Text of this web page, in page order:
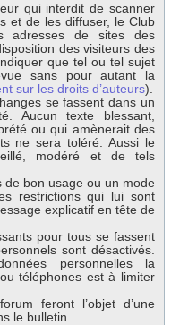
qui interdit de scanner
et de les diffuser, le Club
adresses de sites des
des visiteurs des
que tel ou tel sujet
sans pour autant la
sur les droits d’auteurs).
se fassent dans un
Aucun texte blessant,
ou qui amènerait des
ne sera toléré. Aussi le
modéré et de tels
bon usage ou un mode
restrictions qui lui sont
explicatif en tête de
pour tous se fassent
sont désactivés.
personnelles la
téléphones est à limiter
feront l’objet d’une
le bulletin.